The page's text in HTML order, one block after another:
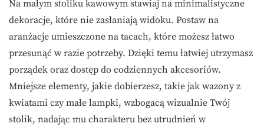
Na małym stoliku kawowym stawiaj na minimalistyczne
dekoracje, które nie zasłaniają widoku. Postaw na
aranżacje umieszczone na tacach, które możesz łatwo
przesunąć w razie potrzeby. Dzięki temu łatwiej utrzymasz
porządek oraz dostęp do codziennych akcesoriów.
Mniejsze elementy, jakie dobierzesz, takie jak wazony z
kwiatami czy małe lampki, wzbogacą wizualnie Twój
stolik, nadając mu charakteru bez utrudnień w